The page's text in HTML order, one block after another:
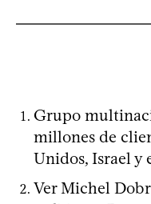
Grupo
millones de
Unidos, Israel y
Ver Michel